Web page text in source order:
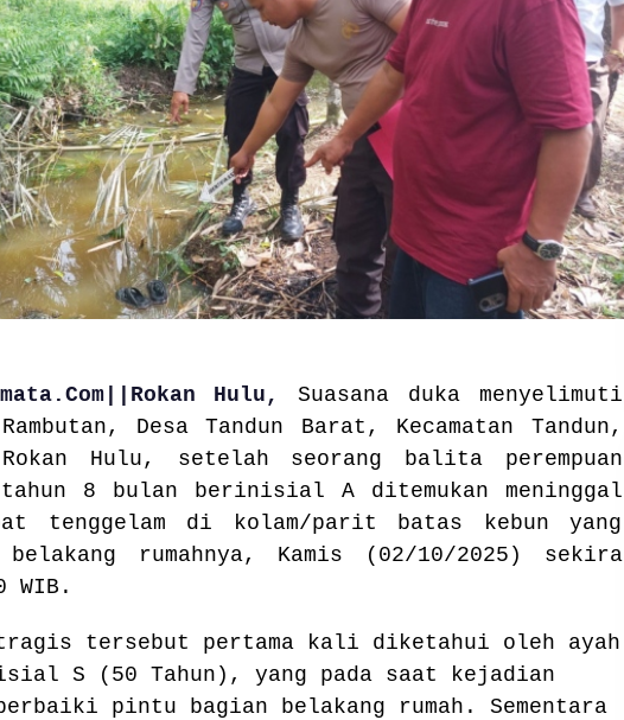
Hulu, Suasana duka menyelimuti
Desa Tandun Barat, Kecamatan Tandun,
Rokan Hulu, setelah seorang balita perempuan
8 bulan berinisial A ditemukan meninggal
tenggelam di kolam/parit batas kebun yang
rumahnya, Kamis (02/10/2025) sekira
WIB.
tersebut pertama kali diketahui oleh ayah
S (50 Tahun), yang pada saat kejadian
pintu bagian belakang rumah. Sementara